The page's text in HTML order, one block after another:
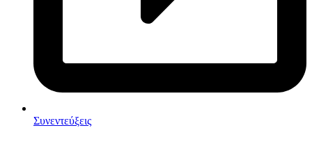
Συνεντεύξεις